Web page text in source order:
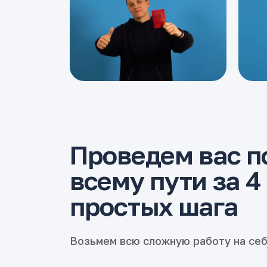
Проведем вас
всему пути за 4
простых шага
Возьмем всю сложную работу на